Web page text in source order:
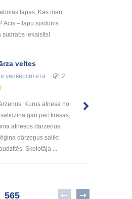
lapas, Kas man
Acīs – lapu spīdums
sudrabs iekaisīts!
veltes
университета 2
Kurus atnesa no
gan pēc krāsas,
atnesos dārzeņus.
dārzeņus salikt
Skolotāja ...
565